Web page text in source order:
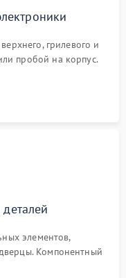
грилевого и
пробой на корпус.
температуры,
конвекции.
элементов,
Компонентный